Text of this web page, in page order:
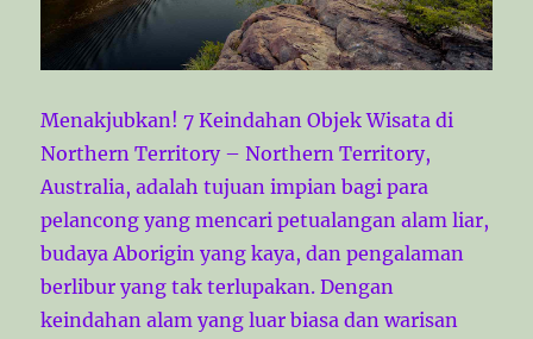
Menakjubkan! 7 Keindahan Objek Wisata di
Northern Territory – Northern Territory,
Australia, adalah tujuan impian bagi para
pelancong yang mencari petualangan alam liar,
budaya Aborigin yang kaya, dan pengalaman
berlibur yang tak terlupakan. Dengan
keindahan alam yang luar biasa dan warisan